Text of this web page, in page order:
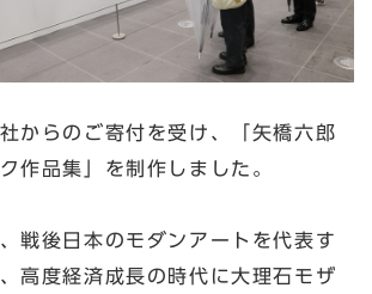
からのご寄付を受け、「矢橋六郎
作品集」を制作しました。
戦後日本のモダンアートを代表す
高度経済成長の時代に大理石モザ